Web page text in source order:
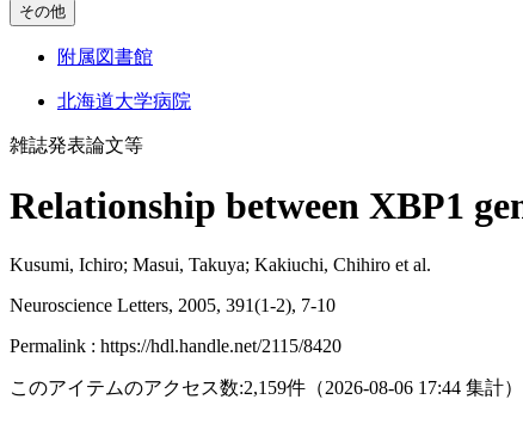
その他
附属図書館
北海道大学病院
雑誌発表論文等
Relationship between XBP1
Kusumi, Ichiro; Masui, Takuya; Kakiuchi, Chihiro et al.
Neuroscience Letters, 2005, 391(1-2), 7-10
Permalink : https://hdl.handle.net/2115/8420
このアイテムのアクセス数:2,159件 （2026-08-06 17:44 集計）